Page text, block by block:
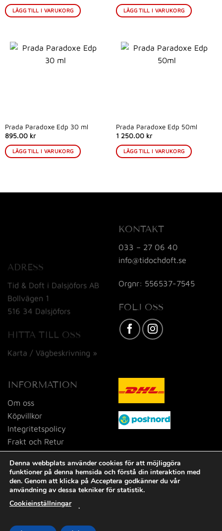
LÄGG TILL I VARUKORG LÄGG TILL I VARUKORG
Prada Paradoxe Edp 30 ml
895.00 kr
LÄGG TILL I VARUKORG
Prada Paradoxe Edp 50ml
1 250.00 kr
LÄGG TILL I VARUKORG
ADRESS
Tid & Doft i Dalsjöfors AB
Bollvägen 1
516 34 Dalsjöfors
HITTA TILL OSS
Karta / Vägbeskrivning »
KONTAKT
033 – 27 06 40
info@tidochdoft.se
Orgnr: 556537-7545
FÖLJ OSS
INFORMATION
Om oss
Köpvillkor
Integritetspolicy
Frakt och Retur
Kontakta oss
Denna webbplats använder cookies för att möjliggöra
funktioner på denna hemsida och förstå din interaktion med
den. Genom att klicka på Acceptera godkänner du vår
användning av dessa tekniker för statistik.
Cookieinställningar
.